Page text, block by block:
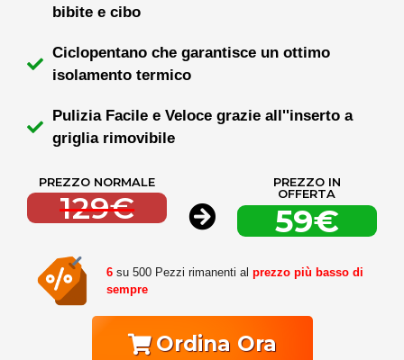
bibite e cibo
Ciclopentano che garantisce un ottimo
isolamento termico
Pulizia Facile e Veloce grazie all''inserto a
griglia rimovibile
PREZZO NORMALE
129€
PREZZO IN
OFFERTA
59€
6 su 500 Pezzi rimanenti al prezzo più basso di
sempre
Ordina Ora